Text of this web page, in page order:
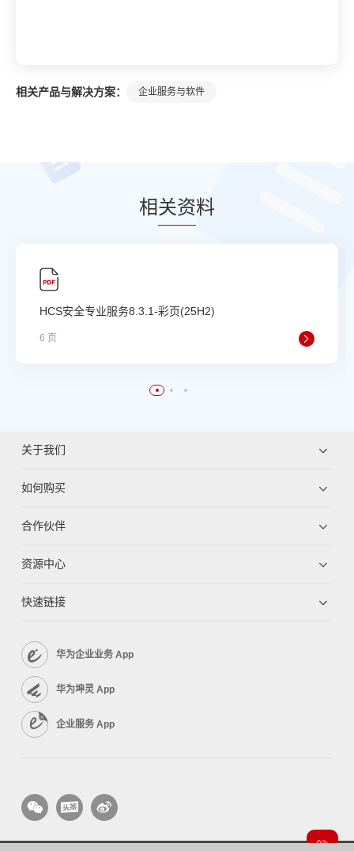
相关产品与解决方案： 企业服务与软件
相关资料
HCS安全专业服务8.3.1-彩页(25H2)
6 页
关于我们
如何购买
合作伙伴
资源中心
快速链接
华为企业业务 App
华为坤灵 App
企业服务 App